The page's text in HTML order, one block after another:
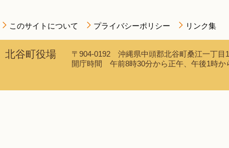
このサイトについて プライバシーポリシー リンク集
北谷町役場
〒904-0192 沖縄県中頭郡北谷町桑江一丁
開庁時間 午前8時30分から正午、午後1時か